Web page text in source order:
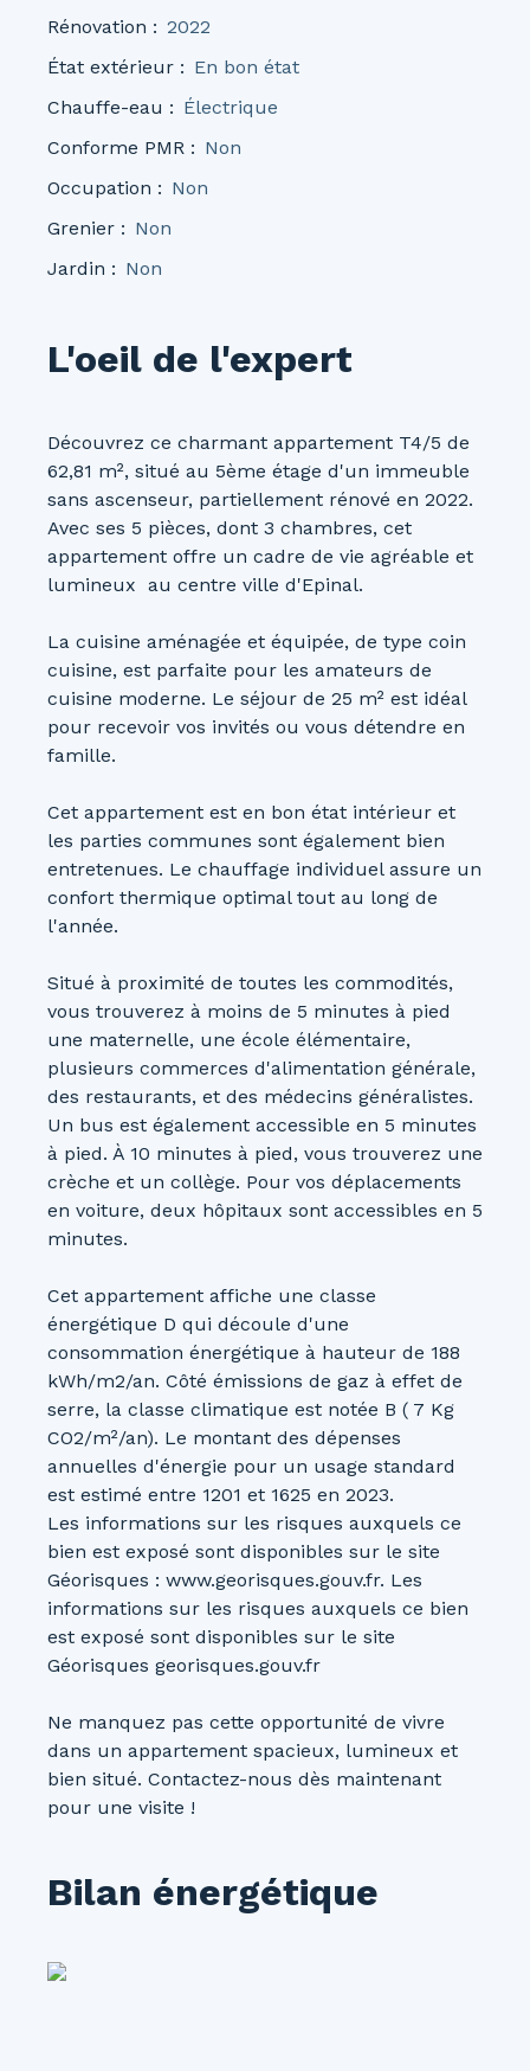
Rénovation : 2022
État extérieur : En bon état
Chauffe-eau : Électrique
Conforme PMR : Non
Occupation : Non
Grenier : Non
Jardin : Non
L'oeil de l'expert
Découvrez ce charmant appartement T4/5 de
62,81 m², situé au 5ème étage d'un immeuble
sans ascenseur, partiellement rénové en 2022.
Avec ses 5 pièces, dont 3 chambres, cet
appartement offre un cadre de vie agréable et
lumineux au centre ville d'Epinal.
La cuisine aménagée et équipée, de type coin
cuisine, est parfaite pour les amateurs de
cuisine moderne. Le séjour de 25 m² est idéal
pour recevoir vos invités ou vous détendre en
famille.
Cet appartement est en bon état intérieur et
les parties communes sont également bien
entretenues. Le chauffage individuel assure un
confort thermique optimal tout au long de
l'année.
Situé à proximité de toutes les commodités,
vous trouverez à moins de 5 minutes à pied
une maternelle, une école élémentaire,
plusieurs commerces d'alimentation générale,
des restaurants, et des médecins généralistes.
Un bus est également accessible en 5 minutes
à pied. À 10 minutes à pied, vous trouverez une
crèche et un collège. Pour vos déplacements
en voiture, deux hôpitaux sont accessibles en 5
minutes.
Cet appartement affiche une classe
énergétique D qui découle d'une
consommation énergétique à hauteur de 188
kWh/m2/an. Côté émissions de gaz à effet de
serre, la classe climatique est notée B ( 7 Kg
CO2/m²/an). Le montant des dépenses
annuelles d'énergie pour un usage standard
est estimé entre 1201 et 1625 en 2023.
Les informations sur les risques auxquels ce
bien est exposé sont disponibles sur le site
Géorisques : www.georisques.gouv.fr. Les
informations sur les risques auxquels ce bien
est exposé sont disponibles sur le site
Géorisques georisques.gouv.fr
Ne manquez pas cette opportunité de vivre
dans un appartement spacieux, lumineux et
bien situé. Contactez-nous dès maintenant
pour une visite !
Bilan énergétique